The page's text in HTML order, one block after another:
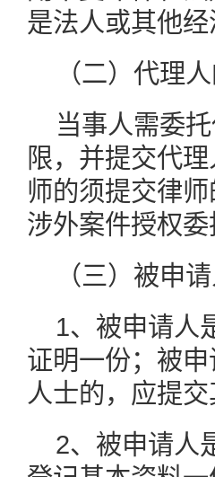
是法人或其他
（二）代理
当事人需委
限，并提交代
师的须提交律
涉外案件授权
（三）被申
1、被申请人
证明一份；被
人士的，应提
2、被申请人